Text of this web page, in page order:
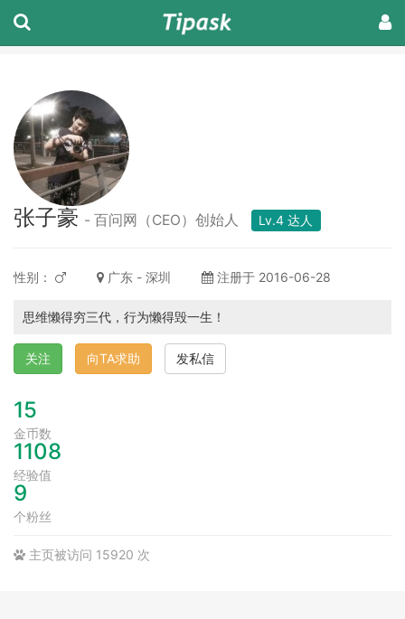
张子豪 - 百问网（CEO）创始人 Lv.4 达人
性别： 广东 - 深圳 注册于 2016-06-28
思维懒得穷三代，行为懒得毁一生！
关注 向TA求助 发私信
15
金币数
1108
经验值
9
个粉丝
主页被访问 15920 次